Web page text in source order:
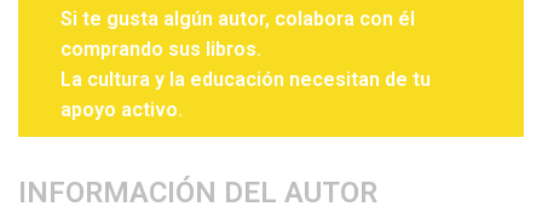
Si te gusta algún autor, colabora con él
comprando sus libros.
La cultura y la educación necesitan de tu
apoyo activo.
INFORMACIÓN DEL AUTOR